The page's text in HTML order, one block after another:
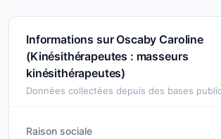
Informations sur Oscaby Caroline
(Kinésithérapeutes : masseurs
kinésithérapeutes)
Données collectées depuis des bases
Raison sociale